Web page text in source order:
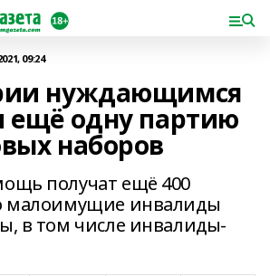
09:24
нуждающимся
ещё одну партию
наборов
получат ещё 400
малоимущие инвалиды
в том числе инвалиды-